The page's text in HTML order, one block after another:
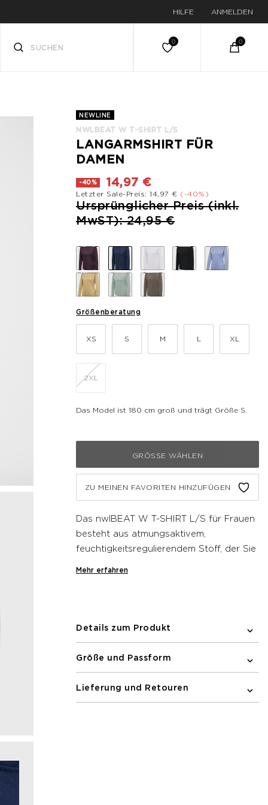
HILFE ANMELDEN
NEWLINE
NWLBEAT W T-SHIRT L/S
LANGARMSHIRT FÜR
DAMEN
-40% 14,97 €
Letzter Sale-Preis: 14,97 € (-40%)
Preis reduziert von
Ursprünglicher Preis (inkl.
MwST): 24,95 €bis
Größenberatung
XS S M L XL
2XL
Das Model ist 180 cm groß und trägt Größe S.
GRÖSSE WÄHLEN
ZU MEINEN FAVORITEN HINZUFÜGEN
Das nwlBEAT W T-SHIRT L/S für Frauen
besteht aus atmungsaktivem,
feuchtigkeitsregulierendem Stoff, der Sie
Mehr erfahren
Details zum Produkt
Größe und Passform
Lieferung und Retouren